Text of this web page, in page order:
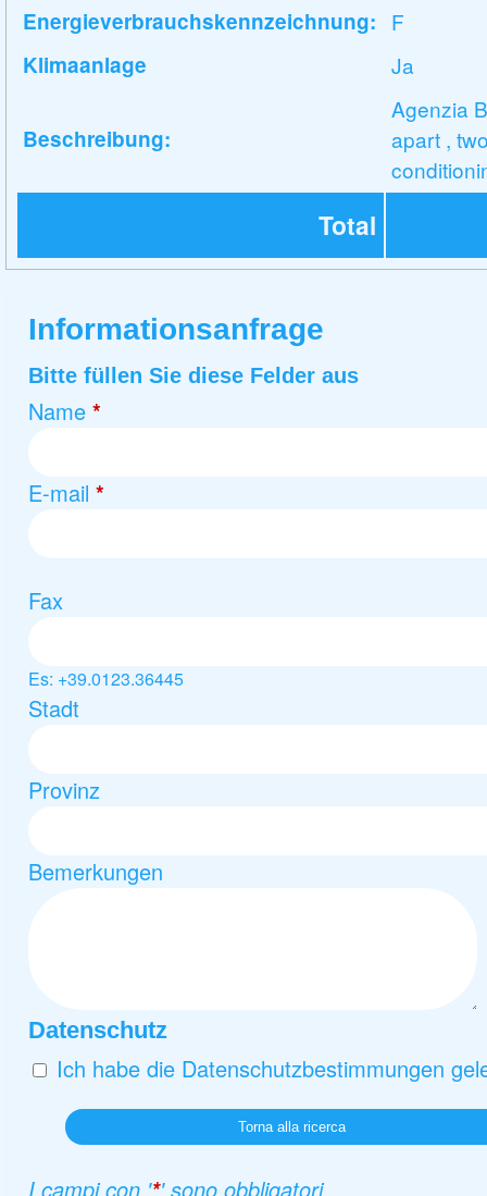
Energieverbrauchskennzeichnung: F
Klimaanlage
Ja
Beschreibung:
Agenzia
apart ,
Total
Informationsanfrage
Bitte füllen Sie diese Felder aus
Name *
E-mail *
Fax
Es: +39.0123.36445
Stadt
Provinz
Bemerkungen
Datenschutz
Ich habe die Datenschutzbestimmungen
Torna alla ricerca
I campi con '*' sono obbligatori